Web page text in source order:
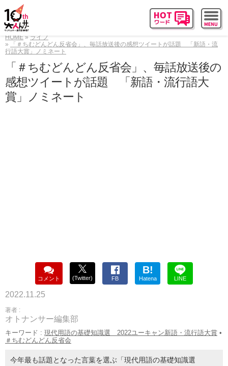
HOME
ライフ
「＃ちむどんどん反省会」、毎話放送後の感想ツイートが話題 「新語・流
行語大賞」ノミネート
「＃ちむどんどん反省会」、毎話放送後の
感想ツイートが話題 「新語・流行語大
賞」ノミネート
コメント (Twitter) FB
B!
Hatena LINE
2022.11.25
著者 :
オトナンサー編集部
キーワード : 現代用語の基礎知識選 2022ユーキャン新語・流行語大賞 •
＃ちむどんどん反省会
今年最も話題となった言葉を選ぶ「現代用語の基礎知識選